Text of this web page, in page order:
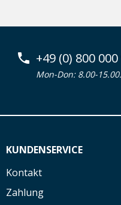
+49 (0) 800
Mon-Don: 8.00-
KUNDENSERVICE
Kontakt
Zahlung